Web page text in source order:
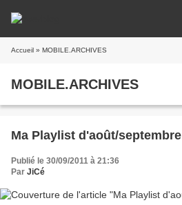
Accueil » MOBILE.ARCHIVES
MOBILE.ARCHIVES
Ma Playlist d'août/septembre
Publié le 30/09/2011 à 21:36
Par JiCé